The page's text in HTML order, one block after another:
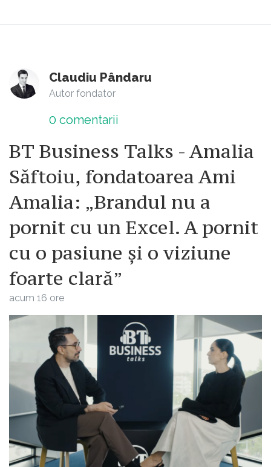
Claudiu Pândaru
Autor fondator
0 comentarii
BT Business Talks - Amalia
Săftoiu, fondatoarea Ami
Amalia: „Brandul nu a
pornit cu un Excel. A pornit
cu o pasiune și o viziune
foarte clară”
acum 16 ore